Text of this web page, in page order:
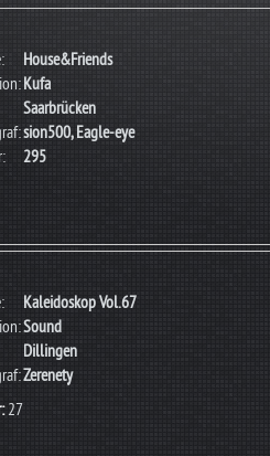
House&Friends
Kufa
Saarbrücken
sion500, Eagle-eye
295
Kaleidoskop Vol.67
Sound
Dillingen
Zerenety
27